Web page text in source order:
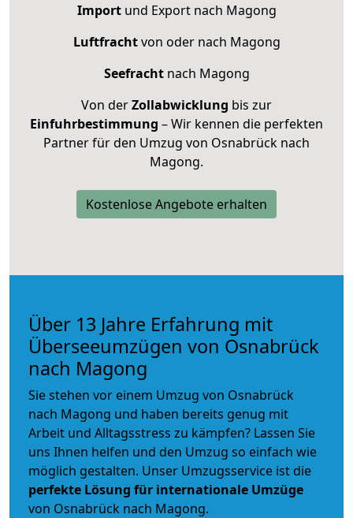
Importund Export nach Magong
Luftfrachtvon oder nach Magong
Seefrachtnach Magong
Von derZollabwicklung bis zur
Einfuhrbestimmung – Wir kennen die perfekten
Partner für den Umzug von Osnabrück nach
Magong.
Kostenlose Angebote erhalten
Über 13 Jahre Erfahrung mit
Überseeumzügen von Osnabrück
nach Magong
Sie stehen vor einem Umzug von Osnabrück
nach Magong und haben bereits genug mit
Arbeit und Alltagsstress zu kämpfen? Lassen Sie
uns Ihnen helfen und den Umzug so einfach wie
möglich gestalten. Unser Umzugsservice ist die
perfekte Lösung für internationale Umzüge
von Osnabrück nach Magong.